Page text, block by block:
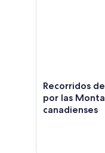
Recorridos
por las
canadienses